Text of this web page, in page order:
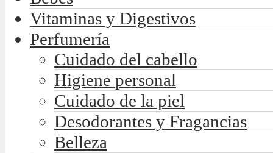
Vitaminas y Digestivos
Perfumería
Cuidado del cabello
Higiene personal
Cuidado de la piel
Desodorantes y Fragancias
Belleza